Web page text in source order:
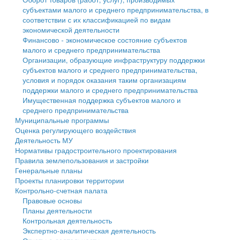
Антимонопольный комплаенс
Противодействие коррупции
Муниципальные программы
Контрольно-счетная палата
Персональные данные
Оценка регулирующего воздействия
Деятельность МУ
Нормативы градостроительного проектирования
Правила землепользования и застройки
Генеральные планы
Проекты планировки территории
Собрание депутатов
Городское поселение
Сельские поселения
субъектами малого и среднего предпринимательства, в
соответствии с их классификацией по видам
экономической деятельности
Финансово - экономическое состояние субъектов
малого и среднего предпринимательства
Организации, образующие инфраструктуру поддержки
субъектов малого и среднего предпринимательства,
условия и порядок оказания таким организациям
поддержки малого и среднего предпринимательства
Имущественная поддержка субъектов малого и
среднего предпринимательства
Муниципальные программы
Оценка регулирующего воздействия
Деятельность МУ
Нормативы градостроительного проектирования
Правила землепользования и застройки
Генеральные планы
Проекты планировки территории
Контрольно-счетная палата
Правовые основы
Планы деятельности
Контрольная деятельность
Экспертно-аналитическая деятельность